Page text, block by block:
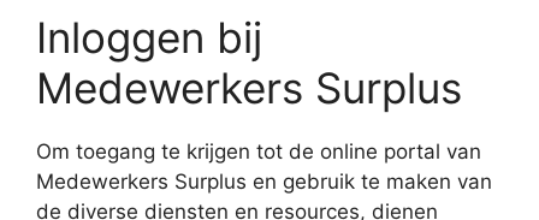
Inloggen bij
Medewerkers Surplus
Om toegang te krijgen tot de online portal van
Medewerkers Surplus en gebruik te maken van
de diverse diensten en resources, dienen